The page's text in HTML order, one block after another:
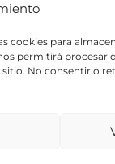
cookies para
permitirá procesar
No consentir o